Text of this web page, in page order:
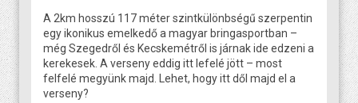
A 2km hosszú 117 méter szintkülönbségű szerpentin
egy ikonikus emelkedő a magyar bringasportban –
még Szegedről és Kecskemétről is járnak ide edzeni a
kerekesek. A verseny eddig itt lefelé jött – most
felfelé megyünk majd. Lehet, hogy itt dől majd el a
verseny?